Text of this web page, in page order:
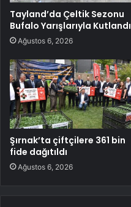
Tayland’da Çeltik Sezonu
Bufalo Yarışlarıyla Kutlandı
Ağustos 6, 2026
Şırnak’ta çiftçilere 361 bin
fide dağıtıldı
Ağustos 6, 2026